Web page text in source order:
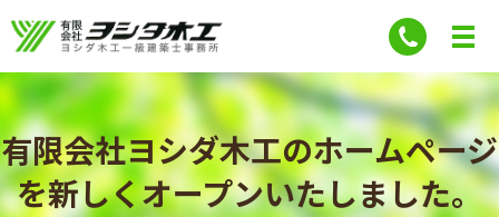
有限会社ヨシダ木工のホームページ
を新しくオープンいたしました。